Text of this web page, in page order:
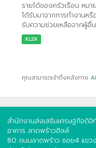
รายได้ของครัวเรือน หม
ได้รับมาจากการทำงานห
รับความช่วยเหลือจากผู้อื่น
XLSX
คุณสามารถเข้าถึงคลังทาง
สำนักงานส่งเสริมเศรษฐกิจดิ
อาคาร ลาดพร้าวฮิลล์
80 ถนนลาดพร้าว ซอย4 แขว